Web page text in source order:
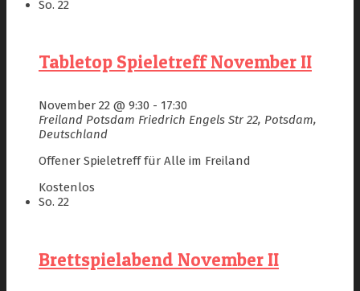
So. 22
Tabletop Spieletreff November II
November 22 @ 9:30 - 17:30
Freiland Potsdam Friedrich Engels Str 22, Potsdam,
Deutschland
Offener Spieletreff für Alle im Freiland
Kostenlos
So. 22
Brettspielabend November II